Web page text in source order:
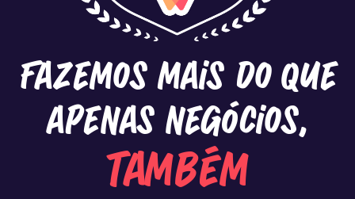
Fazemos mais do que
apenas negócios,
também